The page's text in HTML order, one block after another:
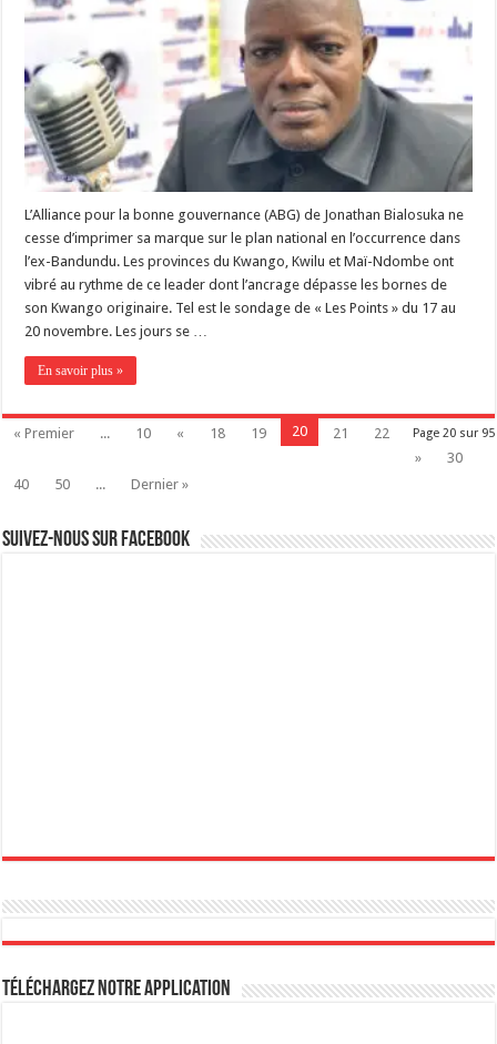
L’Alliance pour la bonne gouvernance (ABG) de Jonathan Bialosuka ne
cesse d’imprimer sa marque sur le plan national en l’occurrence dans
l’ex-Bandundu. Les provinces du Kwango, Kwilu et Maï-Ndombe ont
vibré au rythme de ce leader dont l’ancrage dépasse les bornes de
son Kwango originaire. Tel est le sondage de « Les Points » du 17 au
20 novembre. Les jours se …
En savoir plus »
Page 20 sur 95
« Premier ... 10 « 18 19 20 21
22
»
30
40
50 ... Dernier »
Suivez-nous sur Facebook
Téléchargez notre Application